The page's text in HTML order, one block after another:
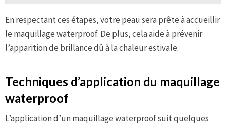
En respectant ces étapes, votre peau sera prête à accueillir
le maquillage waterproof. De plus, cela aide à prévenir
l’apparition de brillance dû à la chaleur estivale.
Techniques d’application du maquillage
waterproof
L’application d’un maquillage waterproof suit quelques